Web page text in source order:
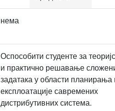
нема
Оспособити студенте за
и практично решавање
задатака у области планирања
експлоатације савремених
дистрибутивних система.